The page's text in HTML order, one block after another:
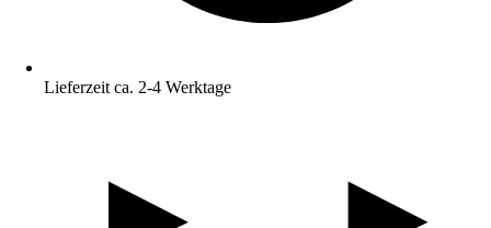
Lieferzeit ca. 2-4 Werktage